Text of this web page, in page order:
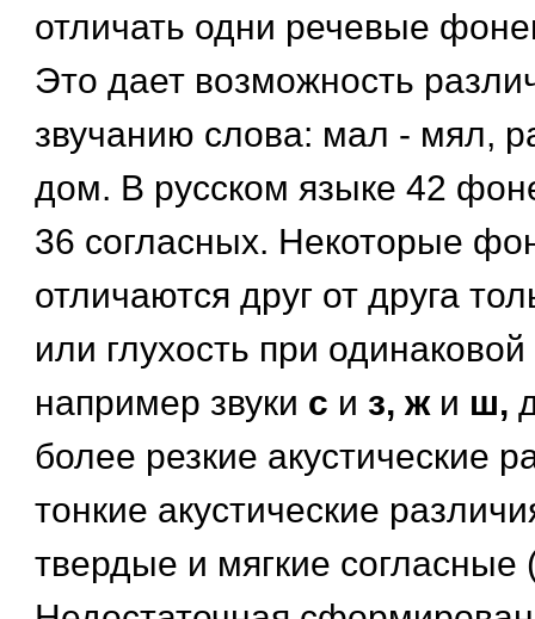
отличать одни речевые
Это дает возможность
звучанию слова: мал - мял,
дом. В русском языке 42
36 согласных. Некоторые
отличаются друг от друга
или глухость при
например звуки с и з, ж и ш,
более резкие акустические
тонкие акустические
твердые и мягкие согласные